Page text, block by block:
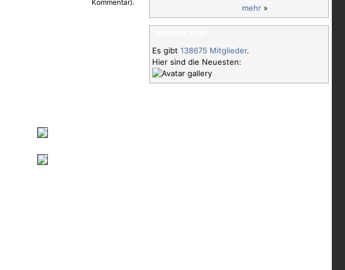
mehr »
Es gibt 138675 Mitglieder.
Hier sind die Neuesten: